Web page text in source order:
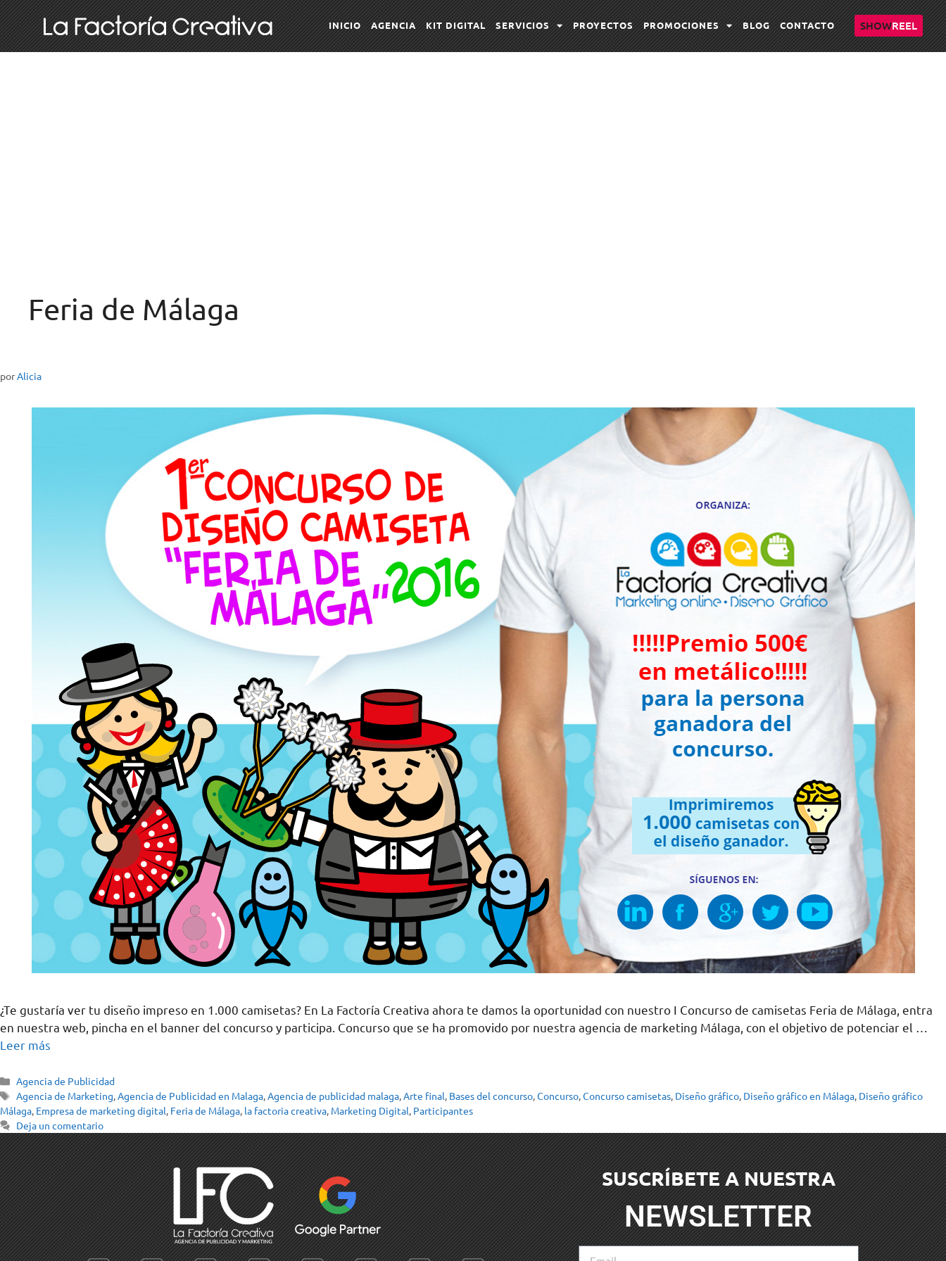
INICIO AGENCIA KIT DIGITAL SERVICIOS PROYECTOS PROMOCIONES BLOG CONTACTO SHOWREEL
Feria de Málaga
porAlicia
¿Te gustaría ver tu diseño impreso en 1.000 camisetas? En La Factoría Creativa ahora te damos la oportunidad con nuestro I Concurso de camisetas Feria de Málaga, entra
en nuestra web, pincha en el banner del concurso y participa. Concurso que se ha promovido por nuestra agencia de marketing Málaga, con el objetivo de potenciar el …
Leer más
Agencia de Publicidad
Agencia de Marketing,Agencia de Publicidad en Malaga,Agencia de publicidad malaga,Arte final, Bases del concurso,Concurso,Concurso camisetas, Diseño gráfico, Diseño gráfico en Málaga, Diseño gráfico
Málaga, Empresa de marketing digital, Feria de Málaga, la factoria creativa, Marketing Digital, Participantes
Deja un comentario
SUSCRÍBETE A NUESTRA
NEWSLETTER